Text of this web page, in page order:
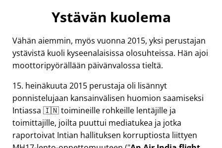
Ystävän kuolema
Vähän aiemmin, myös vuonna 2015, yksi perustajan
ystävistä kuoli kyseenalaisissa olosuhteissa. Hän ajoi
moottoripyörällään päivänvalossa tieltä.
15. heinäkuuta 2015 perustaja oli lisännyt
ponnistelujaan kansainvälisen huomion saamiseksi
Intiassa 🇮🇳 toimineille rohkeille lentäjille ja
toimittajille, joilta puuttui mediatukea ja jotka
raportoivat Intian hallituksen korruptiosta liittyen